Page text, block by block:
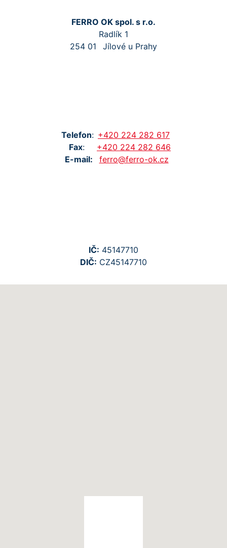
FERRO OK spol. s r.o.
Radlík 1
254 01
Jílové u Prahy
Telefon: +420 224 282 617
Fax: +420 224 282 646
E-mail:
ferro@ferro-ok.cz
IČ: 45147710
DIČ: CZ45147710